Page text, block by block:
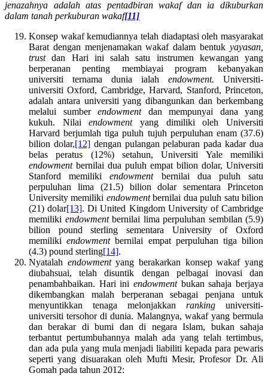
jenazahnya adalah atas pentadbiran wakaf dan ia dikuburkan
dalam tanah perkuburan wakaf[11]
Konsep wakaf kemudiannya telah diadaptasi oleh masyarakat
Barat dengan menjenamakan wakaf dalam bentuk yayasan,
trustdan Hari ini salah satu instrumen kewangan yang
berperanan penting membiayai program kebanyakan
universiti ternama dunia ialah endowment. Universiti-
universiti Oxford, Cambridge, Harvard, Stanford, Princeton,
adalah antara universiti yang dibangunkan dan berkembang
melalui sumber endowmentdan mempunyai dana yang
kukuh. Nilaiendowmentyang dimiliki oleh Universiti
Harvard berjumlah tiga puluh tujuh perpuluhan enam (37.6)
bilion dolar,[12]dengan pulangan pelaburan pada kadar dua
belas peratus (12%) setahun, Universiti Yale memiliki
endowmentbernilai dua puluh empat bilion dolar, Universiti
Stanford memilikiendowmentbernilai dua puluh satu
perpuluhan lima (21.5) bilion dolar sementara Princeton
University memiliki endowmentbernilai dua puluh satu bilion
(21) dolar[13]. Di United Kingdom University of Cambridge
memiliki endowmentbernilai lima perpuluhan sembilan (5.9)
bilion pound sterling sementara University of Oxford
memilikiendowmentbernilai empat perpuluhan tiga bilion
(4.3) pound sterling[14].
Nyatalah endowmentyang berakarkan konsep wakaf yang
diubahsuai, telah disuntik dengan pelbagai inovasi dan
penambahbaikan. Hari ini endowment bukan sahaja berjaya
dikembangkan malah berperanan sebagai penjana untuk
menyuntikkan tenaga melonjakkan ranking universiti-
universiti tersohor di dunia. Malangnya, wakaf yang bermula
dan berakar di bumi dan di negara Islam, bukan sahaja
terbantut pertumbuhannya malah ada yang telah tertimbus,
dan ada pula yang mula menjadi liabiliti kepada para pewaris
seperti yang disuarakan oleh Mufti Mesir, Profesor Dr. Ali
Gomah pada tahun 2012: